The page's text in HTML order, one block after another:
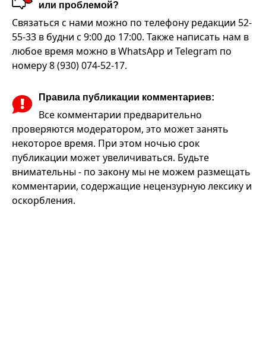
или проблемой?
Связаться с нами можно по телефону редакции 52-
55-33 в будни с 9:00 до 17:00. Также написать нам в
любое время можно в WhatsApp и Telegram по
номеру 8 (930) 074-52-17.
Правила публикации комментариев:
Все комментарии предварительно
проверяются модератором, это может занять
некоторое время. При этом ночью срок
публикации может увеличиваться. Будьте
внимательны - по закону мы не можем размещать
комментарии, содержащие нецензурную лексику и
оскорбления.